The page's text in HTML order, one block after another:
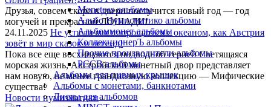
Monetoss альбомы
Альбо Нумисматико альбомы
Альбоммонет альбомы
КоллекционерЪ альбомы
Прочие производители альбомы
РССВ альбомы
Альбомы для пивных крышек
Альбомы с монетами, банкнотами
Листы для альбомов
Друзья, совсем скоро в двери постучится новый год — год
могучей и прекрасной ЛОШАДИ!
24.11.2025 Не успели мы попрощаться с океаном, как Австрия
зовёт в мир сказок и легенд!
Пока все еще восхищаются подводной серией Светящаяся
морская жизнь, Австрийский монетный двор представляет
нам новую, не менее грандиозную коллекцию — Мифические
существа!
Новости нумизматики